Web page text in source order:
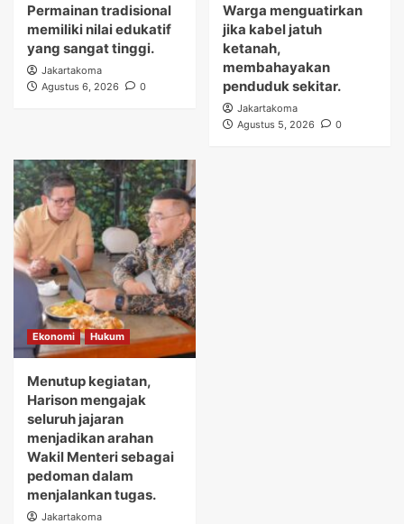
Permainan tradisional
memiliki nilai edukatif
yang sangat tinggi.
Jakartakoma
Agustus 6, 2026
0
Warga menguatirkan
jika kabel jatuh
ketanah,
membahayakan
penduduk sekitar.
Jakartakoma
Agustus 5, 2026
0
Ekonomi Hukum
Menutup kegiatan,
Harison mengajak
seluruh jajaran
menjadikan arahan
Wakil Menteri sebagai
pedoman dalam
menjalankan tugas.
Jakartakoma